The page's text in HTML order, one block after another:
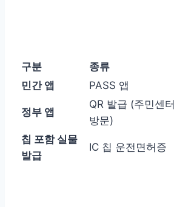
구분 종류
민간 앱
PASS 앱
정부 앱
QR 발급 (주민센터
방문)
칩 포함 실물
발급
IC 칩 운전면허증